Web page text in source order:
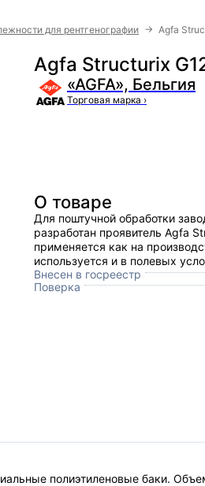
для рентгенографии → Agfa
Agfa Structurix
«AGFA», Бельгия
Торговая марка ›
О товаре
Для поштучной обработки
разработан проявитель Agfa
применяется как на
используется и в полевых
Внесен в госреестр
Поверка
полиэтиленовые баки.